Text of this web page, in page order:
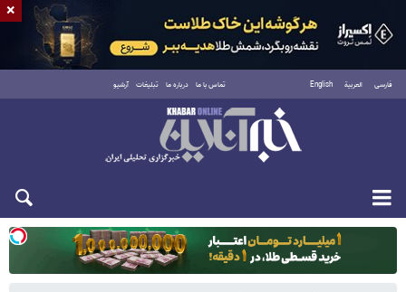
فارسی العربية English تماس با ما درباره ما تبلیغات آرشیو
یکشنبه ۱۸ مرداد ۱۴۰۵
×